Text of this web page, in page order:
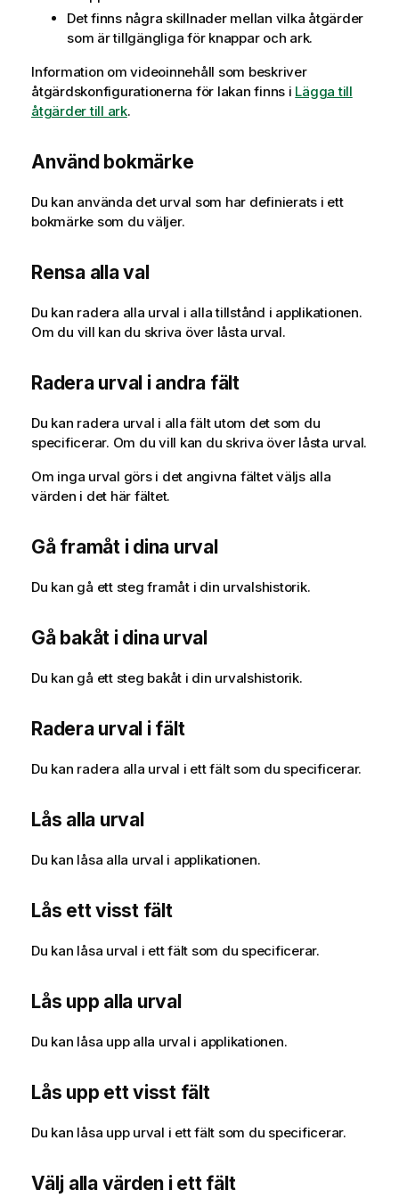
Det finns några skillnader mellan vilka åtgärder
som är tillgängliga för knappar och ark.
Information om videoinnehåll som beskriver
åtgärdskonfigurationerna för lakan finns i Lägga till
åtgärder till ark.
Använd bokmärke
Du kan använda det urval som har definierats i ett
bokmärke som du väljer.
Rensa alla val
Du kan radera alla urval i alla tillstånd i applikationen.
Om du vill kan du skriva över låsta urval.
Radera urval i andra fält
Du kan radera urval i alla fält utom det som du
specificerar. Om du vill kan du skriva över låsta urval.
Om inga urval görs i det angivna fältet väljs alla
värden i det här fältet.
Gå framåt i dina urval
Du kan gå ett steg framåt i din urvalshistorik.
Gå bakåt i dina urval
Du kan gå ett steg bakåt i din urvalshistorik.
Radera urval i fält
Du kan radera alla urval i ett fält som du specificerar.
Lås alla urval
Du kan låsa alla urval i applikationen.
Lås ett visst fält
Du kan låsa urval i ett fält som du specificerar.
Lås upp alla urval
Du kan låsa upp alla urval i applikationen.
Lås upp ett visst fält
Du kan låsa upp urval i ett fält som du specificerar.
Välj alla värden i ett fält